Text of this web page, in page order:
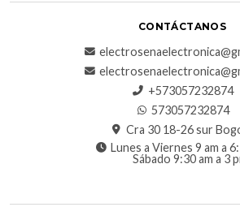
CONTÁCTANOS
+573057232874
573057232874
Cra 30 18-26 sur
Lunes a Viernes 9 am a
Sábado 9:30 am a 3